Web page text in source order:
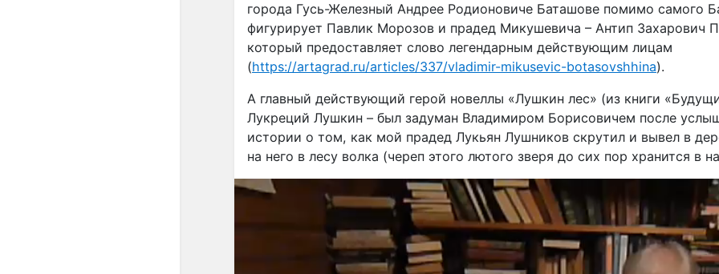
города Гусь-Железный Андрее Родионовиче Баташове помимо самого
фигурирует Павлик Морозов и прадед Микушевича – Антип Захарович
который предоставляет слово легендарным действующим лицам
(https://artagrad.ru/articles/337/vladimir-mikusevic-botasovshhina).
А главный действующий герой новеллы «Лушкин лес» (из книги
Лукреций Лушкин – был задуман Владимиром Борисовичем после
истории о том, как мой прадед Лукьян Лушников скрутил и вывел в
на него в лесу волка (череп этого лютого зверя до сих пор хранится в